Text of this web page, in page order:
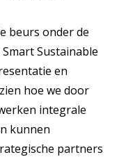
beurs onder de
Sustainable
en
hoe we door
integrale
kunnen
partners